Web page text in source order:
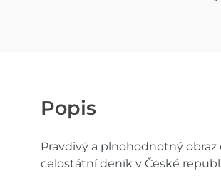
Popis
Pravdivý a plnohodnotný
celostátní deník v České